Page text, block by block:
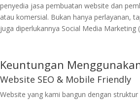
penyedia jasa pembuatan website dan
atau komersial. Bukan hanya perlayanan,
juga diperlukannya Social Media
Keuntungan
Website SEO & Mobile Friendly
Website yang kami bangun dengan